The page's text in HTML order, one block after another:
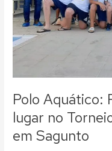
Polo Aquático:
lugar no
em Sagunto
Summer
Polo
2022
em